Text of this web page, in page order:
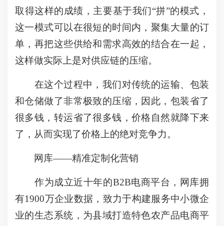
取得这样的成绩，主要基于我们“拼”的模式，
这一模式可以在很短的时间内，聚集大量的订
单，再把这些供给和需求高效的结合在一起，
这样做实际上是对供应链的压缩。
在这个过程中，我们对传统的运输、包装
和仓储做了非常极致的压缩，因此，包装省了
很多钱，转运省了很多钱，价格自然就降下来
了，从而实现了价格上的绝对竞争力。
网库——精准定制化营销
作为成立近十年的B2B电商平台，网库拥
有1900万企业数据，致力于构建服务中小微企
业的生态系统，为县域打造特色农产品电商平